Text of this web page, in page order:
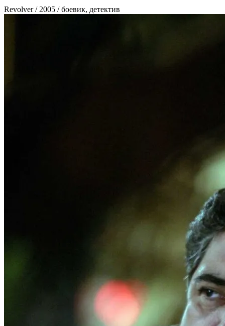
Revolver / 2005 / боевик, детектив